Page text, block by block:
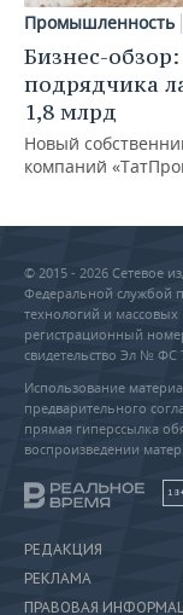
Промышленность
Бизнес-
подрядчика
1,8 млрд
Новый
компаний
© 2015 - 2026 Сетевое
Федеральной службой
технологий и
регистрационный
свидетельство Эл № ФС
Использование
предварительного
прямая гиперссылка
воспроизведении
РЕДАКЦИЯ
РЕКЛАМА
ПРАВОВАЯ